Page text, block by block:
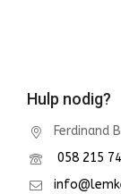
Hulp nodig?
Ferdinand
058 215